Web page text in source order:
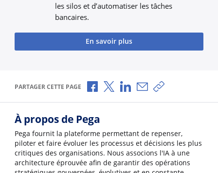
les silos et d’automatiser les tâches
bancaires.
En savoir plus
PARTAGER CETTE PAGE Partager via Facebook
Partager via X
Partager via LinkedIn
Partager par e-mail
Copier le lien
À propos de Pega
Pega fournit la plateforme permettant de repenser,
piloter et faire évoluer les processus et décisions les plus
critiques des organisations. Nous associons l'IA à une
architecture éprouvée afin de garantir des opérations